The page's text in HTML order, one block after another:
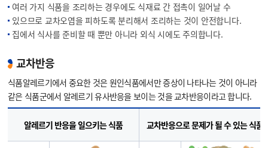
여러 가지 식품을 조리하는 경우에도 식재료 간 접촉이 일어날 수
있으므로 교차오염을 피하도록 분리해서 조리하는 것이 안전합니다.
집에서 식사를 준비할 때 뿐만 아니라 외식 시에도 주의합니다.
교차반응
식품알레르기에서 중요한 것은 원인식품에서만 증상이 나타나는 것이 아니라
같은 식품군에서 알레르기 유사반응을 보이는 것을 교차반응이라고 합니다.
알레르기 반응을 일으키는 식품 교차반응으로 문제가 될 수 있는 식품